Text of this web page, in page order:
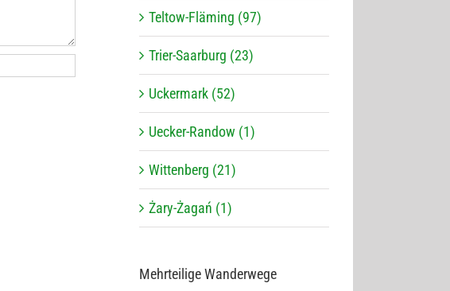
Teltow-Fläming (97)
Trier-Saarburg (23)
Uckermark (52)
Uecker-Randow (1)
Wittenberg (21)
Żary-Żagań (1)
Mehr­tei­lige Wanderwege